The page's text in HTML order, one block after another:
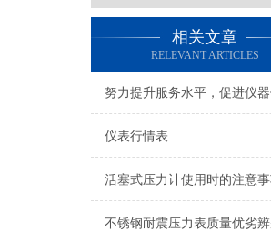
相关文章
RELEVANT ARTICLES
仪表行情表
活塞式压力计使用时的注意
不锈钢耐震压力表质量优劣